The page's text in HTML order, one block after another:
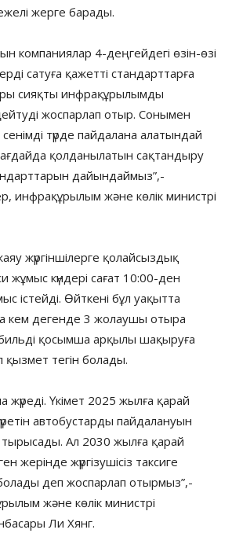
жерге барады.
компаниялар 4-деңгейдегі өзін-өзі
сатуға қажетті стандарттарға
сияқты инфрақұрылымды
жоспарлап отыр. Сонымен
түрде пайдалана алатындай
қолданылатын сақтандыру
дайындаймыз”,-
инфрақұрылым және көлік министрі
жүргіншілерге қолайсыздық
жұмыс күндері сағат 10:00-ден
істейді. Өйткені бұл уақытта
кем дегенде 3 жолаушы отыра
қосымша арқылы шақыруға
қызмет тегін болады.
жүреді. Үкімет 2025 жылға қарай
автобустарды пайдалануын
Ал 2030 жылға қарай
жерінде жүргізушісіз таксиге
деп жоспарлап отырмыз”,-
және көлік министрі
Ли Хянг.